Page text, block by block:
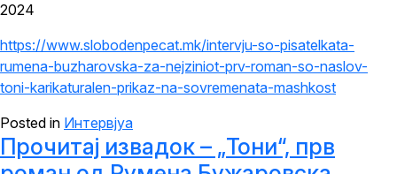
2024
https://www.slobodenpecat.mk/intervju-so-pisatelkata-
rumena-buzharovska-za-nejziniot-prv-roman-so-naslov-
toni-karikaturalen-prikaz-na-sovremenata-mashkost
Posted in Интервјуа
Прочитај извадок – „Тони“, прв